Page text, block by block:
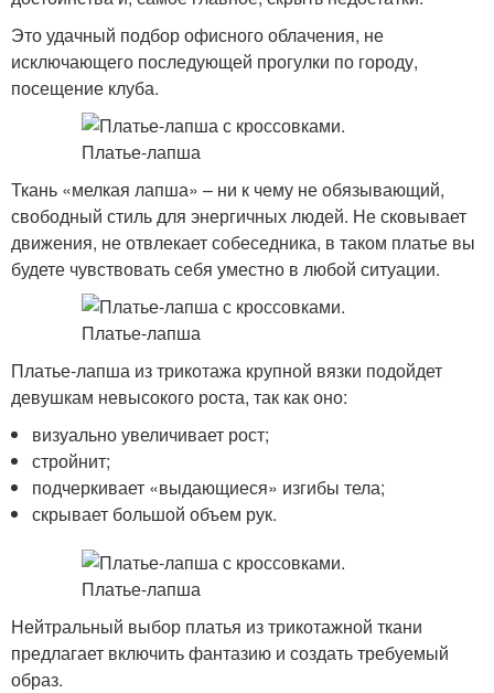
Это удачный подбор офисного облачения, не
исключающего последующей прогулки по городу,
посещение клуба.
Ткань «мелкая лапша» – ни к чему не обязывающий,
свободный стиль для энергичных людей. Не сковывает
движения, не отвлекает собеседника, в таком платье вы
будете чувствовать себя уместно в любой ситуации.
Платье-лапша из трикотажа крупной вязки подойдет
девушкам невысокого роста, так как оно:
визуально увеличивает рост;
стройнит;
подчеркивает «выдающиеся» изгибы тела;
скрывает большой объем рук.
Нейтральный выбор платья из трикотажной ткани
предлагает включить фантазию и создать требуемый
образ.